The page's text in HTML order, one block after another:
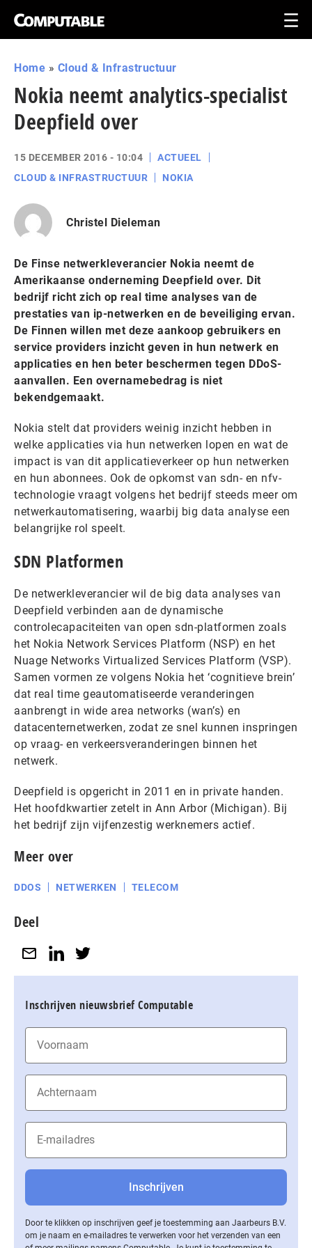
Home » Cloud & Infrastructuur
Nokia neemt analytics-specialist
Deepfield over
15 DECEMBER 2016 - 10:04
ACTUEEL
CLOUD & INFRASTRUCTUUR
NOKIA
Christel Dieleman
De Finse netwerkleverancier Nokia neemt de
Amerikaanse onderneming Deepfield over. Dit
bedrijf richt zich op real time analyses van de
prestaties van ip-netwerken en de beveiliging ervan.
De Finnen willen met deze aankoop gebruikers en
service providers inzicht geven in hun netwerk en
applicaties en hen beter beschermen tegen DDoS-
aanvallen. Een overnamebedrag is niet
bekendgemaakt.
Nokia stelt dat providers weinig inzicht hebben in
welke applicaties via hun netwerken lopen en wat de
impact is van dit applicatieverkeer op hun netwerken
en hun abonnees. Ook de opkomst van sdn- en nfv-
technologie vraagt volgens het bedrijf steeds meer om
netwerkautomatisering, waarbij big data analyse een
belangrijke rol speelt.
SDN Platformen
De netwerkleverancier wil de big data analyses van
Deepfield verbinden aan de dynamische
controlecapaciteiten van open sdn-platformen zoals
het Nokia Network Services Platform (NSP) en het
Nuage Networks Virtualized Services Platform (VSP).
Samen vormen ze volgens Nokia het ‘cognitieve brein’
dat real time geautomatiseerde veranderingen
aanbrengt in wide area networks (wan’s) en
datacenternetwerken, zodat ze snel kunnen inspringen
op vraag- en verkeersveranderingen binnen het
netwerk.
Deepfield is opgericht in 2011 en in private handen.
Het hoofdkwartier zetelt in Ann Arbor (Michigan). Bij
het bedrijf zijn vijfenzestig werknemers actief.
Meer over
DDOS NETWERKEN TELECOM
Deel
Inschrijven nieuwsbrief Computable
Door te klikken op inschrijven geef je toestemming aan Jaarbeurs B.V.
om je naam en e-mailadres te verwerken voor het verzenden van een